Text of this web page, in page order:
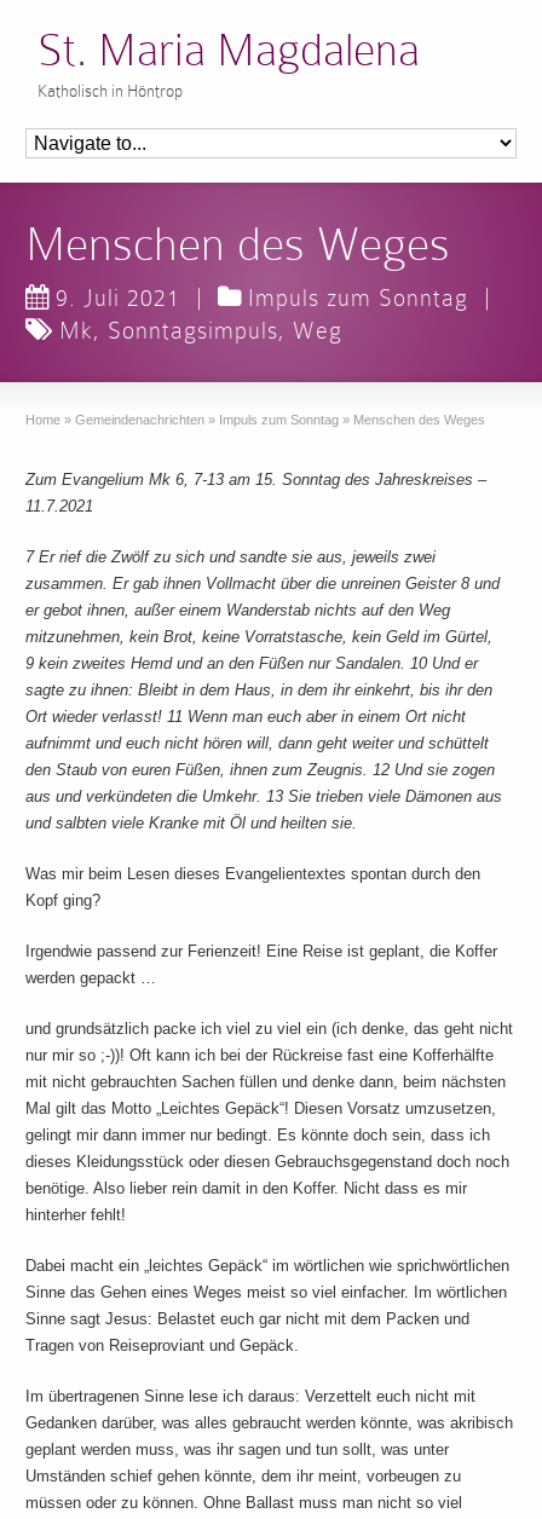
St. Maria Magdalena
Katholisch in Höntrop
Menschen des Weges
9. Juli 2021 | Impuls zum Sonntag
|
Mk, Sonntagsimpuls, Weg
Home » Gemeindenachrichten » Impuls zum Sonntag » Menschen des Weges
Zum Evangelium Mk 6, 7-13 am 15. Sonntag des Jahreskreises –
11.7.2021
7 Er rief die Zwölf zu sich und sandte sie aus, jeweils zwei
zusammen. Er gab ihnen Vollmacht über die unreinen Geister 8 und
er gebot ihnen, außer einem Wanderstab nichts auf den Weg
mitzunehmen, kein Brot, keine Vorratstasche, kein Geld im Gürtel,
9 kein zweites Hemd und an den Füßen nur Sandalen. 10 Und er
sagte zu ihnen: Bleibt in dem Haus, in dem ihr einkehrt, bis ihr den
Ort wieder verlasst! 11 Wenn man euch aber in einem Ort nicht
aufnimmt und euch nicht hören will, dann geht weiter und schüttelt
den Staub von euren Füßen, ihnen zum Zeugnis. 12 Und sie zogen
aus und verkündeten die Umkehr. 13 Sie trieben viele Dämonen aus
und salbten viele Kranke mit Öl und heilten sie.
Was mir beim Lesen dieses Evangelientextes spontan durch den
Kopf ging?
Irgendwie passend zur Ferienzeit! Eine Reise ist geplant, die Koffer
werden gepackt …
und grundsätzlich packe ich viel zu viel ein (ich denke, das geht nicht
nur mir so ;-))! Oft kann ich bei der Rückreise fast eine Kofferhälfte
mit nicht gebrauchten Sachen füllen und denke dann, beim nächsten
Mal gilt das Motto „Leichtes Gepäck“! Diesen Vorsatz umzusetzen,
gelingt mir dann immer nur bedingt. Es könnte doch sein, dass ich
dieses Kleidungsstück oder diesen Gebrauchsgegenstand doch noch
benötige. Also lieber rein damit in den Koffer. Nicht dass es mir
hinterher fehlt!
Dabei macht ein „leichtes Gepäck“ im wörtlichen wie sprichwörtlichen
Sinne das Gehen eines Weges meist so viel einfacher. Im wörtlichen
Sinne sagt Jesus: Belastet euch gar nicht mit dem Packen und
Tragen von Reiseproviant und Gepäck.
Im übertragenen Sinne lese ich daraus: Verzettelt euch nicht mit
Gedanken darüber, was alles gebraucht werden könnte, was akribisch
geplant werden muss, was ihr sagen und tun sollt, was unter
Umständen schief gehen könnte, dem ihr meint, vorbeugen zu
müssen oder zu können. Ohne Ballast muss man nicht so viel